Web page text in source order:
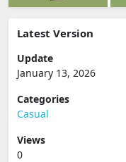
Latest Version
Update
January 13, 2026
Categories
Casual
Views
0